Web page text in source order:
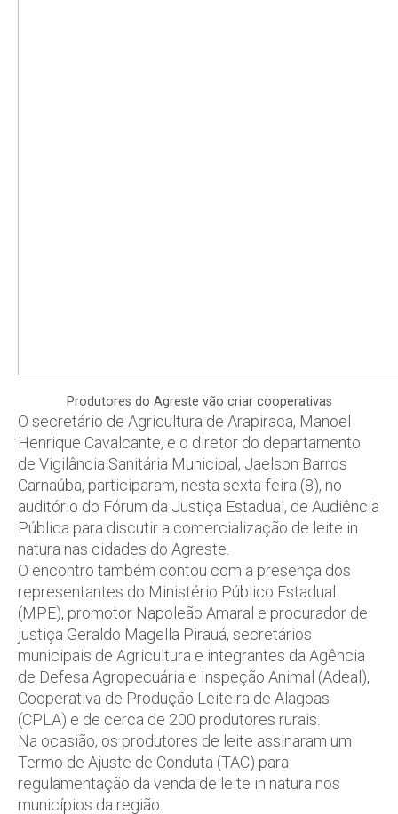
Produtores do Agreste vão criar cooperativas
O secretário de Agricultura de Arapiraca, Manoel
Henrique Cavalcante, e o diretor do departamento
de Vigilância Sanitária Municipal, Jaelson Barros
Carnaúba, participaram, nesta sexta-feira (8), no
auditório do Fórum da Justiça Estadual, de Audiência
Pública para discutir a comercialização de leite in
natura nas cidades do Agreste.
O encontro também contou com a presença dos
representantes do Ministério Público Estadual
(MPE), promotor Napoleão Amaral e procurador de
justiça Geraldo Magella Pirauá, secretários
municipais de Agricultura e integrantes da Agência
de Defesa Agropecuária e Inspeção Animal (Adeal),
Cooperativa de Produção Leiteira de Alagoas
(CPLA) e de cerca de 200 produtores rurais.
Na ocasião, os produtores de leite assinaram um
Termo de Ajuste de Conduta (TAC) para
regulamentação da venda de leite in natura nos
municípios da região.